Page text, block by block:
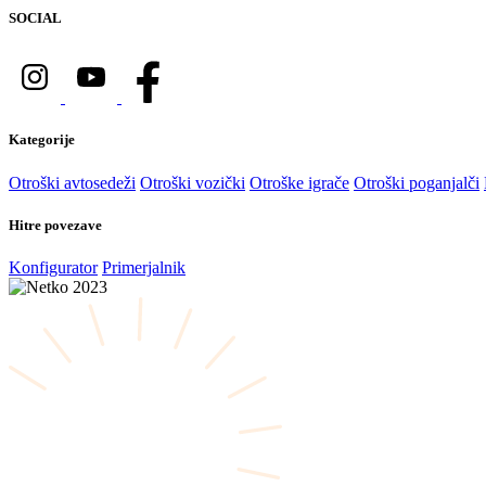
SOCIAL
Kategorije
Otroški avtosedeži Otroški vozički Otroške igrače Otroški poganjalči
Hitre povezave
Konfigurator Primerjalnik